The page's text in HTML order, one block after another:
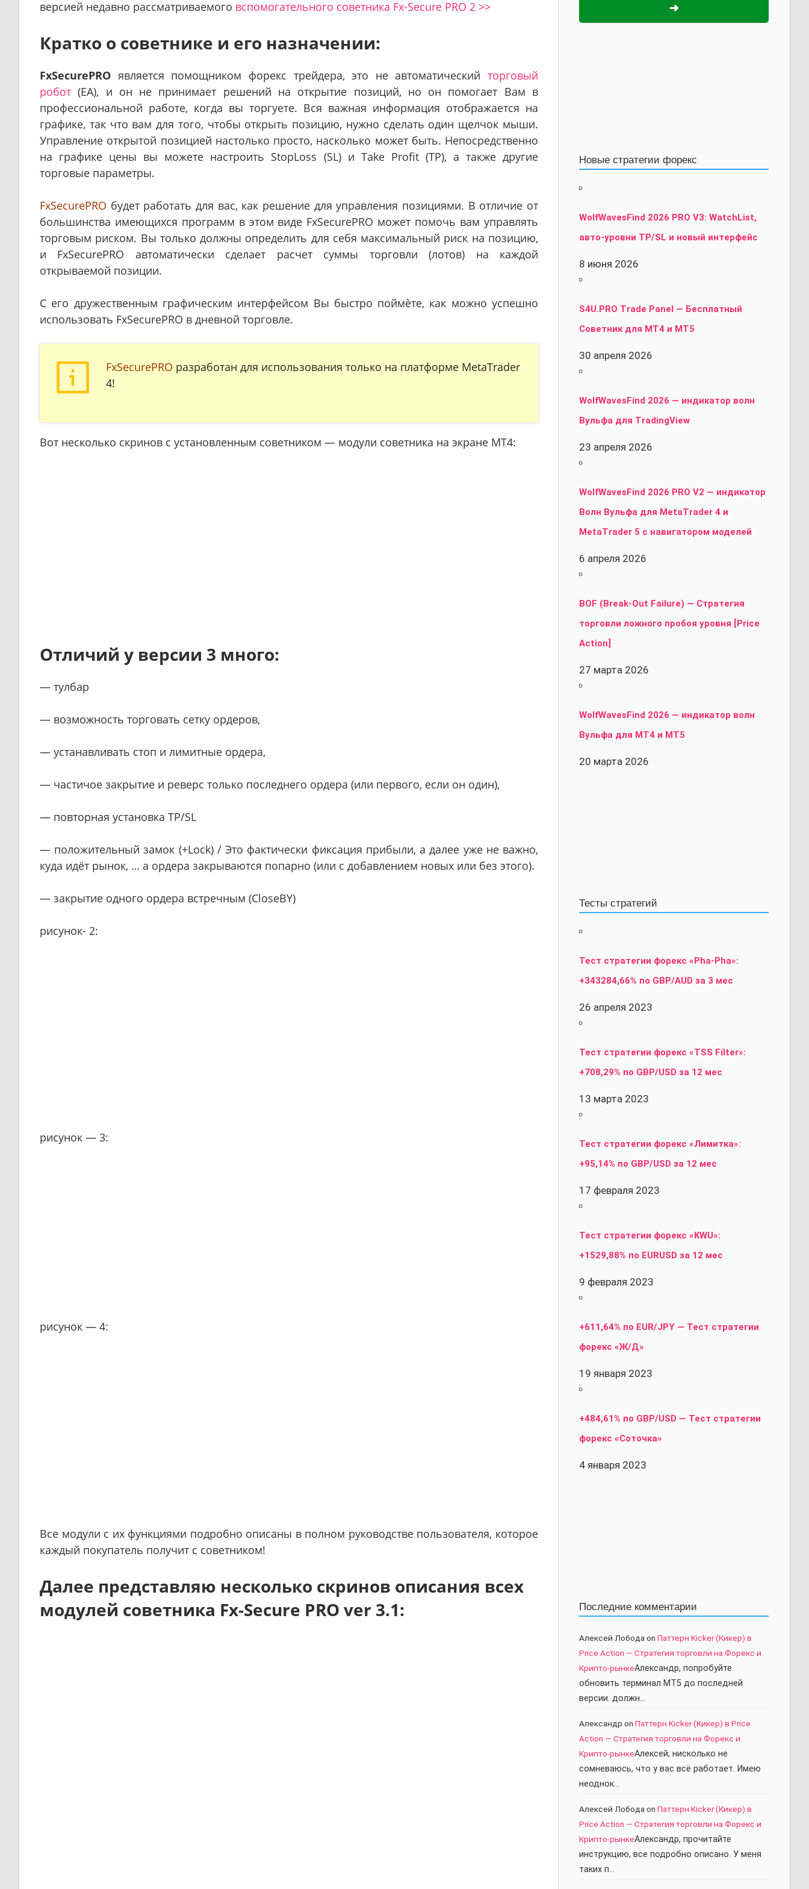
версией недавно рассматриваемого вспомогательного советника Fx-Secure PRO 2 >>
Кратко о советнике и его назначении:
FxSecurePRO является помощником форекс трейдера, это не автоматический торговый
робот (EA), и он не принимает решений на открытие позиций, но он помогает Вам в
профессиональной работе, когда вы торгуете. Вся важная информация отображается на
графике, так что вам для того, чтобы открыть позицию, нужно сделать один щелчок мыши.
Управление открытой позицией настолько просто, насколько может быть. Непосредственно
на графике цены вы можете настроить StopLoss (SL) и Take Profit (TP), а также другие
торговые параметры.
FxSecurePRO будет работать для вас, как решение для управления позициями. В отличие от
большинства имеющихся программ в этом виде FxSecurePRO может помочь вам управлять
торговым риском. Вы только должны определить для себя максимальный риск на позицию,
и FxSecurePRO автоматически сделает расчет суммы торговли (лотов) на каждой
открываемой позиции.
С его дружественным графическим интерфейсом Вы быстро поймѐте, как можно успешно
использовать FxSecurePRO в дневной торговле.
FxSecurePRO разработан для использования только на платформе MetaTrader
4!
Вот несколько скринов с установленным советником — модули советника на экране МТ4:
Отличий у версии 3 много:
— тулбар
— возможность торговать сетку ордеров,
— устанавливать стоп и лимитные ордера,
— частичое закрытие и реверс только последнего ордера (или первого, если он один),
— повторная установка TP/SL
— положительный замок (+Lock) / Это фактически фиксация прибыли, а далее уже не важно,
куда идёт рынок, … а ордера закрываются попарно (или с добавлением новых или без этого).
— закрытие одного ордера встречным (CloseBY)
рисунок- 2:
рисунок — 3:
рисунок — 4:
Все модули с их функциями подробно описаны в полном руководстве пользователя, которое
каждый покупатель получит с советником!
Далее представляю несколько скринов описания всех
модулей советника Fx-Secure PRO ver 3.1:
➜
Новые стратегии форекс
WolfWavesFind 2026 PRO V3: WatchList,
авто-уровни TP/SL и новый интерфейс
8 июня 2026
S4U.PRO Trade Panel — Бесплатный
Советник для MT4 и MT5
30 апреля 2026
WolfWavesFind 2026 — индикатор волн
Вульфа для TradingView
23 апреля 2026
WolfWavesFind 2026 PRO V2 — индикатор
Волн Вульфа для MetaTrader 4 и
MetaTrader 5 с навигатором моделей
6 апреля 2026
BOF (Break-Out Failure) — Стратегия
торговли ложного пробоя уровня [Price
Action]
27 марта 2026
WolfWavesFind 2026 — индикатор волн
Вульфа для MT4 и MT5
20 марта 2026
Тесты стратегий
Тест стратегии форекс «Pha-Pha»:
+343284,66% по GBP/AUD за 3 мес
26 апреля 2023
Тест стратегии форекс «TSS Filter»:
+708,29% по GBP/USD за 12 мес
13 марта 2023
Тест стратегии форекс «Лимитка»:
+95,14% по GBP/USD за 12 мес
17 февраля 2023
Тест стратегии форекс «KWU»:
+1529,88% по EURUSD за 12 мес
9 февраля 2023
+611,64% по EUR/JPY — Тест стратегии
форекс «Ж/Д»
19 января 2023
+484,61% по GBP/USD — Тест стратегии
форекс «Соточка»
4 января 2023
Последние комментарии
Алексей Лободаon Паттерн Kicker (Кикер) в
Price Action — Стратегия торговли на Форекс и
Крипто-рынкеАлександр, попробуйте
обновить терминал МТ5 до последней
версии. должн…
Александр on Паттерн Kicker (Кикер) в Price
Action — Стратегия торговли на Форекс и
Крипто-рынкеАлексей, нисколько не
сомневаюсь, что у вас всё работает. Имею
неоднок…
Алексей Лободаon Паттерн Kicker (Кикер) в
Price Action — Стратегия торговли на Форекс и
Крипто-рынкеАлександр, прочитайте
инструкцию, все подробно описано. У меня
таких п…